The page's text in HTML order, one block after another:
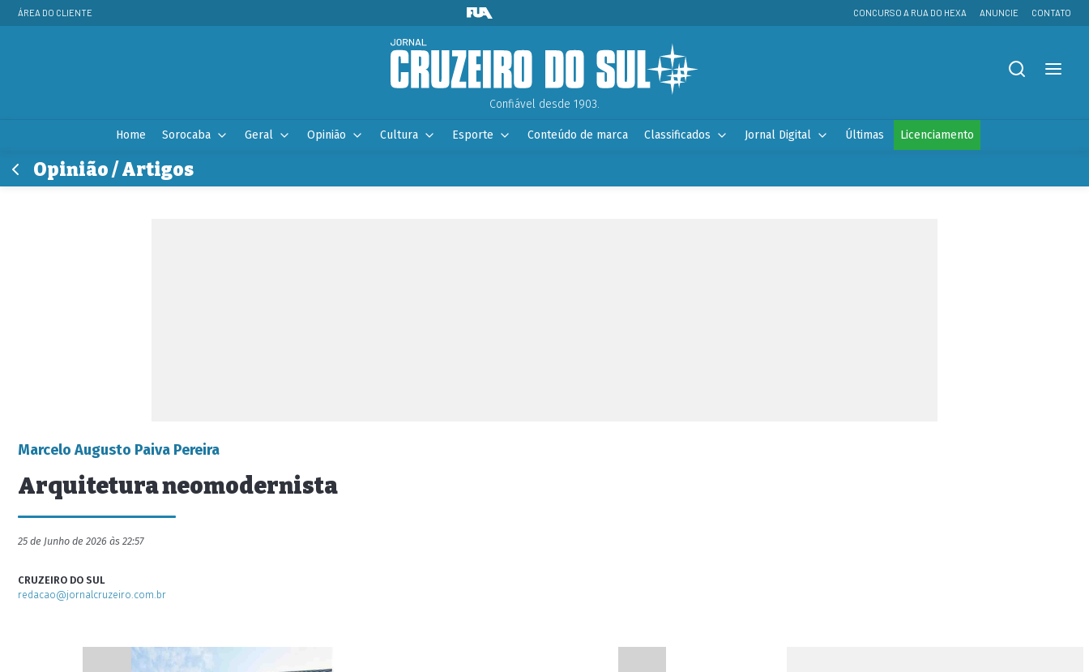
ÁREA DO CLIENTE CONCURSO A RUA DO HEXA ANUNCIE CONTATO
Confiável desde 1903.
Home Sorocaba Geral Opinião Cultura Esporte Conteúdo de marca Classificados Jornal Digital Últimas Licenciamento
Opinião / Artigos
Marcelo Augusto Paiva Pereira
Arquitetura neomodernista
25 de Junho de 2026 às 22:57
CRUZEIRO DO SUL
redacao@jornalcruzeiro.com.br